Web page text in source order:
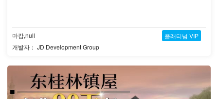
마캄,null
개발자： JD Development Group
플래티넘 VIP